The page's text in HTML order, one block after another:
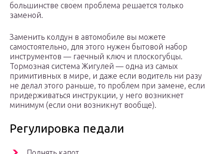
большинстве своем проблема решается только
заменой.
Заменить колдун в автомобиле вы можете
самостоятельно, для этого нужен бытовой набор
инструментов — гаечный ключ и плоскогубцы.
Тормозная система Жигулей — одна из самых
примитивных в мире, и даже если водитель ни разу
не делал этого раньше, то проблем при замене, если
придерживаться инструкции, у него возникнет
минимум (если они возникнут вообще).
Регулировка педали